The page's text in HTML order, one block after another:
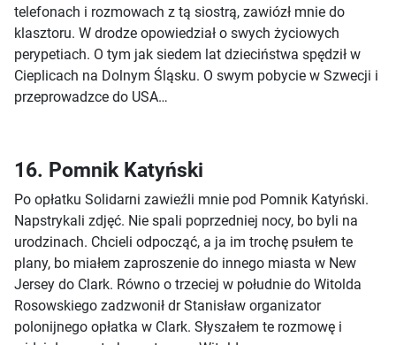
telefonach i rozmowach z tą siostrą, zawiózł mnie do
klasztoru. W drodze opowiedział o swych życiowych
perypetiach. O tym jak siedem lat dzieciństwa spędził w
Cieplicach na Dolnym Śląsku. O swym pobycie w Szwecji i
przeprowadzce do USA…
16. Pomnik Katyński
Po opłatku Solidarni zawieźli mnie pod Pomnik Katyński.
Napstrykali zdjęć. Nie spali poprzedniej nocy, bo byli na
urodzinach. Chcieli odpocząć, a ja im trochę psułem te
plany, bo miałem zaproszenie do innego miasta w New
Jersey do Clark. Równo o trzeciej w południe do Witolda
Rosowskiego zadzwonił dr Stanisław organizator
polonijnego opłatka w Clark. Słyszałem te rozmowę i